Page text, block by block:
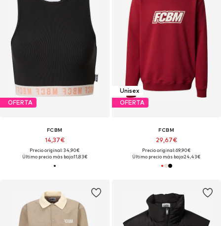
OFERTA
FCBM
14,37€
Precio original: 34,90€
Último precio más bajo:11,83€
Unisex
OFERTA
FCBM
29,67€
Precio original: 69,90€
Último precio más bajo:24,43€